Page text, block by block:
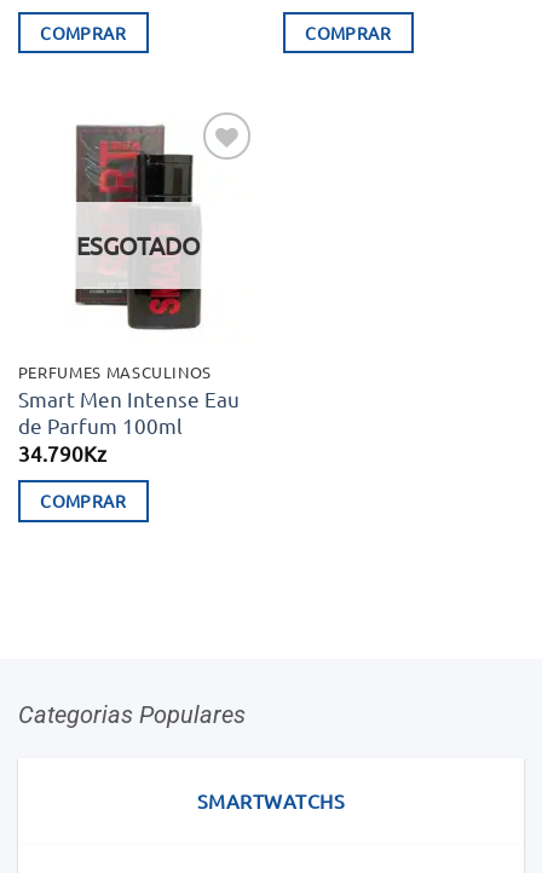
COMPRAR
original
era:
COMPRAR
aos meus
ESGOTADO
PERFUMES MASCULINOS
Smart Men Intense Eau
de Parfum 100ml
34.790Kz
COMPRAR
Categorias Populares
SMARTWATCHS